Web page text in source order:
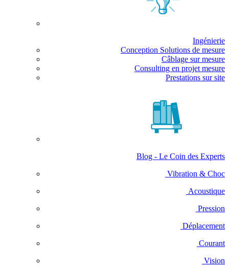
Ingénierie
Conception Solutions de mesure
Câblage sur mesure
Consulting en projet mesure
Prestations sur site
Blog - Le Coin des Experts
Vibration & Choc
Acoustique
Pression
Déplacement
Courant
Vision